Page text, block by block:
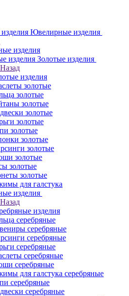
Ювелирные изделия
изделия
Золотые изделия
Назад
изделия
золотые
золотые
золотые
золотые
золотые
золотые
золотые
золотые
золотые
золотые
золотые
для галстука
изделия
Назад
изделия
серебряные
серебряные
серебряные
серебряные
серебряные
серебряные
для галстука серебряные
серебряные
серебряные